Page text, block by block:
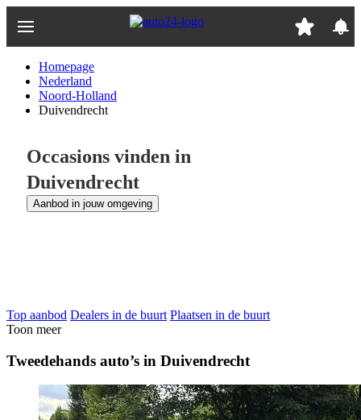
naar
Homepage
Nederland
Noord-Holland
Duivendrecht
Occasions vinden in
Duivendrecht
Aanbod in jouw omgeving
Top aanbod Dealers in de buurt Plaatsen in de buurt
Toon meer
Tweedehands auto’s in Duivendrecht